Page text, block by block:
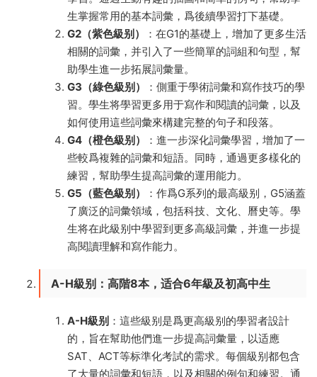
生掌握常用的基本詞彙，爲後續學習打下基礎。
G2（紫色級别）
：在G1的基礎上，增加了更多生活
相關的詞彙，并引入了一些簡單的詞組和句型，幫
助學生進一步拓展詞彙量。
G3（綠色級别）
：側重于學術詞彙和寫作技巧的學
習。學生将學習更多用于寫作和閱讀的詞彙，以及
如何使用這些詞彙來構建完整的句子和段落。
G4（橙色級别）
：進一步深化詞彙學習，增加了一
些較爲複雜的詞彙和短語。同時，通過更多樣化的
練習，幫助學生提高詞彙的運用能力。
G5（藍色級别）
：作爲G系列的最高級别，G5涵蓋
了廣泛的詞彙領域，包括科技、文化、曆史等。學
生将在此級别中學習到更多高級詞彙，并進一步提
高閱讀理解和寫作能力。
A-H級别：高階8本，适合6年級及初高中生
A-H級别 ：這些級别是爲更高級别的學習者設計
的，旨在幫助他們進一步提高詞彙量，以适應
SAT、ACT等标準化考試的需求。每個級别都包含
了大量的詞彙和短語，以及相關的例句和練習。通